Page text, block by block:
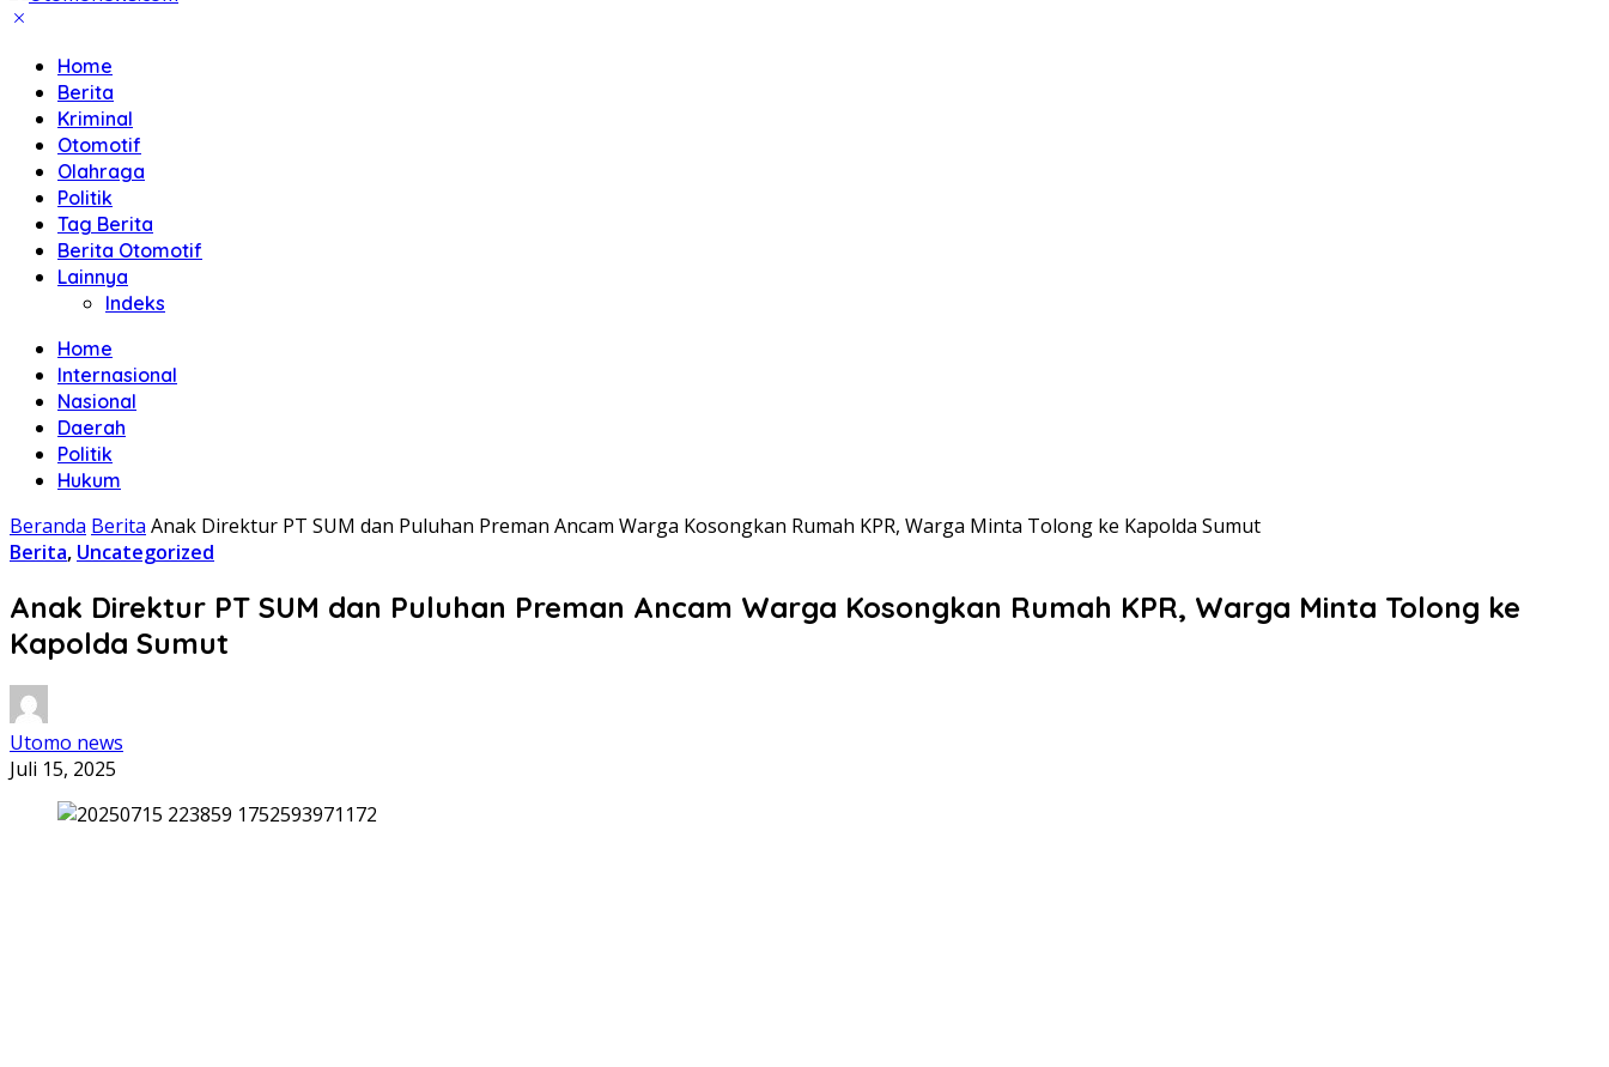
Home
Berita
Kriminal
Otomotif
Olahraga
Politik
Tag Berita
Berita Otomotif
Lainnya
Indeks
Home
Internasional
Nasional
Daerah
Politik
Hukum
Beranda Berita Anak Direktur PT SUM dan Puluhan Preman Ancam Warga Kosongkan Rumah KPR, Warga Minta Tolong ke Kapolda Sumut
Berita, Uncategorized
Anak Direktur PT SUM dan Puluhan Preman Ancam Warga Kosongkan Rumah KPR, Warga Minta Tolong ke
Kapolda Sumut
Utomo news
Juli 15, 2025